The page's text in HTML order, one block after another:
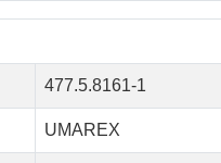
477.5.8161-1
UMAREX